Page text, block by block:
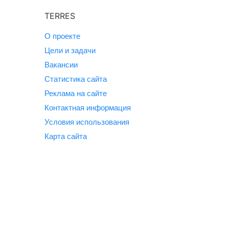
TERRES
О проекте
Цели и задачи
Вакансии
Статистика сайта
Реклама на сайте
Контактная информация
Условия использования
Карта сайта